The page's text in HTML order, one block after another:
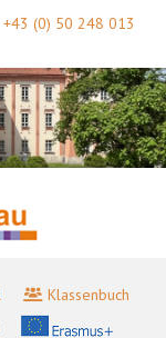
+43 (0) 50 248 013
Klassenbuch